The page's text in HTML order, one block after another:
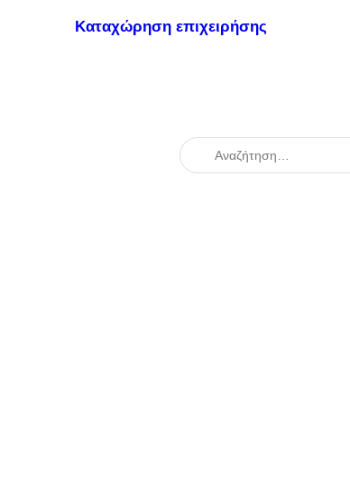
Καταχώρηση επιχειρήσης
When autocomplete results